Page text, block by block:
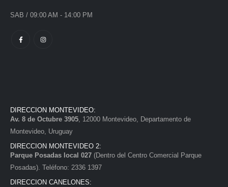
SAB / 09:00 AM - 14:00 PM
DIRECCION MONTEVIDEO:
Av. 8 de Octubre 3905, 12000 Montevideo, Departamento de
Montevideo, Uruguay
DIRECCION MONTEVIDEO 2:
Parque Posadas local 027 (Dentro del Centro Comercial Parque
Posadas). Teléfono: 2336 1397
DIRECCION CANELONES: